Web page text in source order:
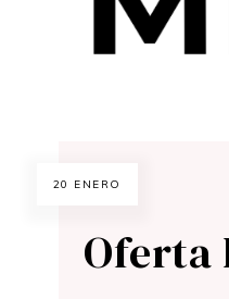
20 ENERO
Oferta